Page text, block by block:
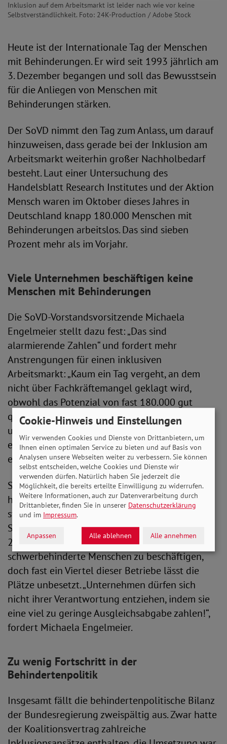
Inklusion auf dem Arbeitsmarkt ist leider nach wie vor keine
Selbstverständlichkeit. Foto: 24K-Production / Adobe Stock
Heute ist der Internationale Tag der Menschen
mit Behinderungen. Er wird seit 1993 jährlich am
3. Dezember begangen und soll das Bewusstsein
für die Anliegen von Menschen mit
Behinderungen stärken.
Der SoVD nimmt den Tag zum Anlass, um darauf
hinzuweisen, dass gerade bei der Inklusion am
Arbeitsmarkt weiterhin großer Nachholbedarf
besteht. Laut einer Untersuchung des
Handelsblatt Research Institutes und der Aktion
Mensch waren im Oktober dieses Jahres in
Deutschland knapp 180.000 Menschen mit
Behinderungen arbeitslos. Das sind sieben
Prozent mehr als im Vorjahr.
Viele Unternehmen beschäftigen keine
Menschen mit Behinderungen
Die SoVD-Vorstandsvorsitzende Michaela
Engelmeier stellt dazu fest: „Das sind
alarmierende Zahlen“ und fordert mehr
Anstrengungen für einen inklusiven
Arbeitsmarkt: „Kaum ein Tag vergeht, an dem
nicht über Fachkräftemangel geklagt wird,
obwohl das Potenzial von fast 180.000 gut
qualifizierten Menschen mit Behinderungen
ungenutzt bleibt. Staat und Politik müssen
endlich handeln, damit ein echter inklusiver
erster Arbeitsmarkt Realität wird.“
Sie kritisiert auch, dass Unternehmen viel zu
häufig die Ausgleichsabgabe zahlen würden,
statt wie vorgeschrieben, Menschen mit einer
Schwerbehinderung zu beschäftigen. Firmen ab
20 Mitarbeitenden verpflichtet,
schwerbehinderte Menschen zu beschäftigen,
doch fast ein Viertel dieser Betriebe lässt die
Plätze unbesetzt. „Unternehmen dürfen sich
nicht ihrer Verantwortung entziehen, indem sie
eine viel zu geringe Ausgleichsabgabe zahlen!“,
fordert Michaela Engelmeier.
Zu wenig Fortschritt in der
Behindertenpolitik
Insgesamt fällt die behindertenpolitische Bilanz
der Bundesregierung zweispältig aus. Zwar hatte
der Koalitionsvertrag zahlreiche
Cookie-Hinweis und Einstellungen
Wir verwenden Cookies und Dienste von Drittanbietern, um
Ihnen einen optimalen Service zu bieten und auf Basis von
Analysen unsere Webseiten weiter zu verbessern. Sie können
selbst entscheiden, welche Cookies und Dienste wir
verwenden dürfen. Natürlich haben Sie jederzeit die
Möglichkeit, die bereits erteilte Einwilligung zu widerrufen.
Weitere Informationen, auch zur Datenverarbeitung durch
Drittanbieter, finden Sie in unserer Datenschutzerklärung
und im Impressum.
Anpassen Alle ablehnen Alle annehmen